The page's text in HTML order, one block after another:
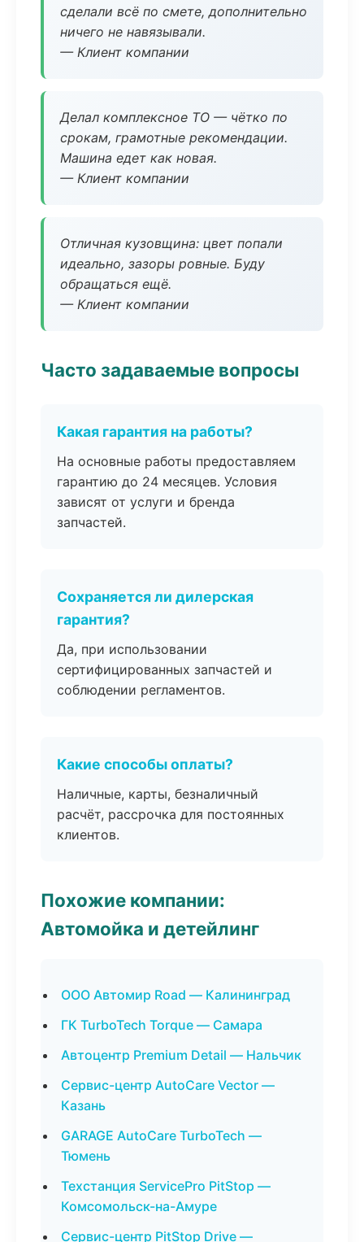
сделали всё по смете, дополнительно
ничего не навязывали.
— Клиент компании
Делал комплексное ТО — чётко по
срокам, грамотные рекомендации.
Машина едет как новая.
— Клиент компании
Отличная кузовщина: цвет попали
идеально, зазоры ровные. Буду
обращаться ещё.
— Клиент компании
Часто задаваемые вопросы
Какая гарантия на работы?
На основные работы предоставляем
гарантию до 24 месяцев. Условия
зависят от услуги и бренда
запчастей.
Сохраняется ли дилерская
гарантия?
Да, при использовании
сертифицированных запчастей и
соблюдении регламентов.
Какие способы оплаты?
Наличные, карты, безналичный
расчёт, рассрочка для постоянных
клиентов.
Похожие компании:
Автомойка и детейлинг
ООО Автомир Road — Калининград
ГК TurboTech Torque — Самара
Автоцентр Premium Detail — Нальчик
Сервис-центр AutoCare Vector —
Казань
GARAGE AutoCare TurboTech —
Тюмень
Техстанция ServicePro PitStop —
Комсомольск-на-Амуре
Сервис-центр PitStop Drive —